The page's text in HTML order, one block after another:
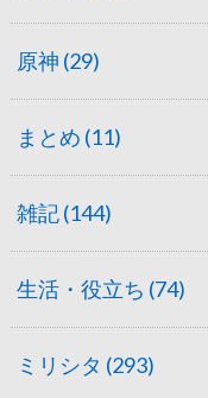
原神 (29)
まとめ (11)
雑記(144)
生活・役立ち (74)
ミリシタ (293)